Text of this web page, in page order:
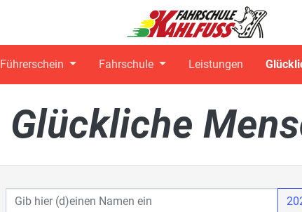
Führerschein Fahrschule Leistungen
Glückliche